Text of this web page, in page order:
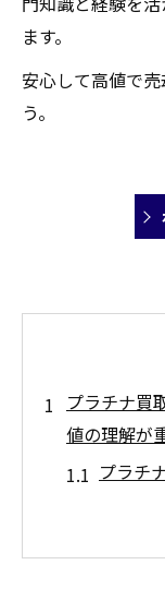
ます。
安心して高値で
う。
プラチナ買
値の理解が
プラチ
買取前